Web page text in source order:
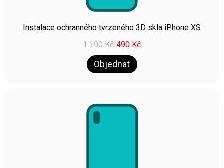
Instalace ochranného tvrzeného 3D skla iPhone XS
1 190Kč 490 Kč
Objednat